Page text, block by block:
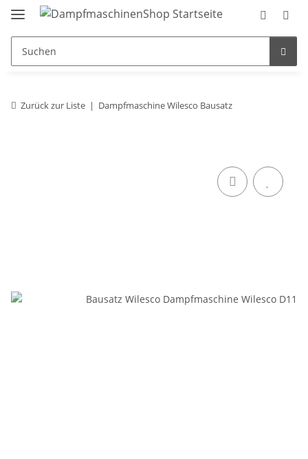
Zurück zur Liste Dampfmaschine Wilesco Bausatz